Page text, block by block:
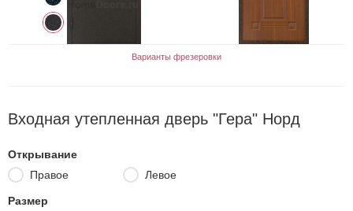
Варианты фрезеровки
Входная утепленная дверь "Гера" Норд
Открывание
Правое
Левое
Размер